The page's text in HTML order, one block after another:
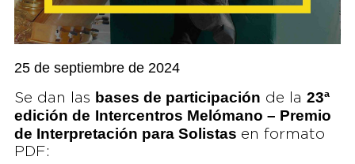
25 de septiembre de 2024
Se dan las bases de participación de la 23ª
edición de Intercentros Melómano – Premio
de Interpretación para Solistas en formato
PDF: